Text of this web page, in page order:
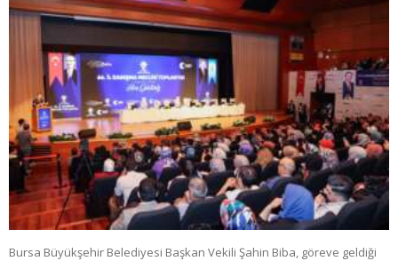
Bursa Büyükşehir Belediyesi Başkan Vekili Şahin Biba, göreve geldiği